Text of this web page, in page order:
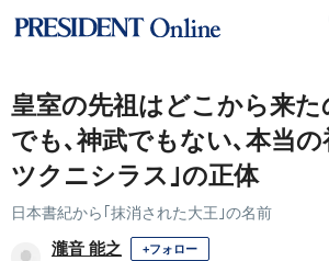
皇室の先祖はどこから来
でも､神武でもない､本当の
ツクニシラス｣の正体
日本書紀から｢抹消された大王｣の名前
瀧音 能之 +フォロー